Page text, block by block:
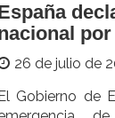
26 de julio de
Gobierno de